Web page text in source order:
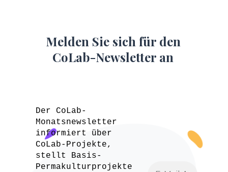
Melden Sie sich für den
CoLab-Newsletter an
Der CoLab-
Monatsnewsletter
informiert über
CoLab-Projekte,
stellt Basis-
Permakulturprojekte